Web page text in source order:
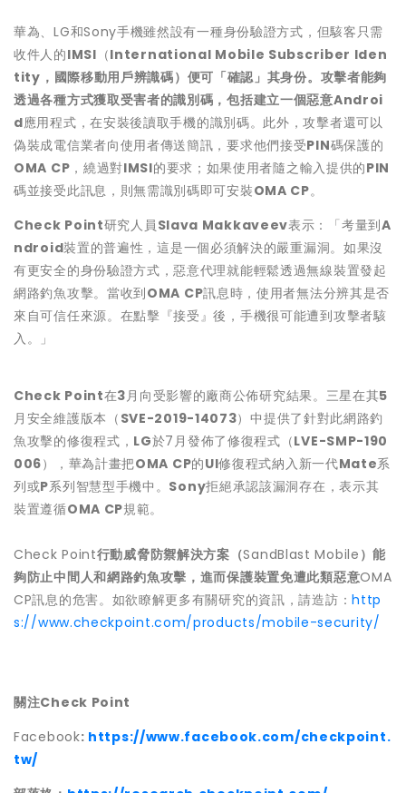
華為、LG和Sony手機雖然設有一種身份驗證方式，但駭客只需
收件人的IMSI （International Mobile Subscriber Iden
tity ，國際移動用戶辨識碼）便可「確認」其身份。攻擊者能夠
透過各種方式獲取受害者的識別碼，包括建立一個惡意Androi
d應用程式，在安裝後讀取手機的識別碼。此外，攻擊者還可以
偽裝成電信業者向使用者傳送簡訊，要求他們接受PIN碼保護的
OMA CP ，繞過對IMSI的要求；如果使用者隨之輸入提供的PIN
碼並接受此訊息，則無需識別碼即可安裝OMA CP。
Check Point研究人員Slava Makkaveev表示：「考量到A
ndroid裝置的普遍性，這是一個必須解決的嚴重漏洞。如果沒
有更安全的身份驗證方式，惡意代理就能輕鬆透過無線裝置發起
網路釣魚攻擊。當收到OMA CP訊息時，使用者無法分辨其是否
來自可信任來源。在點擊『接受』後，手機很可能遭到攻擊者駭
入。」
Check Point在3月向受影響的廠商公佈研究結果。三星在其5
月安全維護版本（ SVE-2019-14073）中提供了針對此網路釣
魚攻擊的修復程式， LG於7月發佈了修復程式（LVE-SMP-190
006），華為計畫把OMA CP的UI修復程式納入新一代Mate系
列或P系列智慧型手機中。 Sony拒絕承認該漏洞存在，表示其
裝置遵循OMA CP規範。
Check Point行動威脅防禦解決方案（SandBlast Mobile ）能
夠防止中間人和網路釣魚攻擊，進而保護裝置免遭此類惡意OMA
CP訊息的危害。如欲瞭解更多有關研究的資訊，請造訪：http
s://www.checkpoint.com/products/mobile-security/
關注Check Point
Facebook: https://www.facebook.com/checkpoint.
tw/